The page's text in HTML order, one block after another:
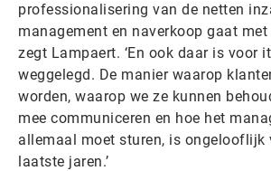
professionalisering van de netten
management en naverkoop gaat met
zegt Lampaert. ‘En ook daar is voor
weggelegd. De manier waarop
worden, waarop we ze kunnen
mee communiceren en hoe het
allemaal moet sturen, is ongelooflijk
laatste jaren.’